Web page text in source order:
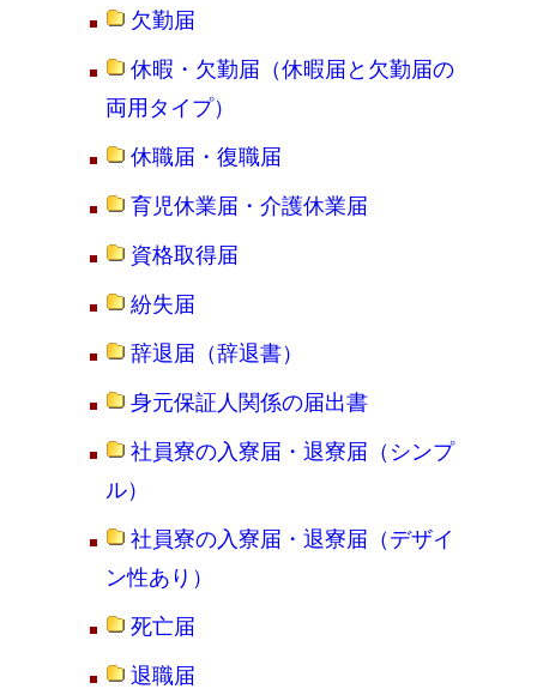
欠勤届
休暇・欠勤届（休暇届と欠勤届の
両用タイプ）
休職届・復職届
育児休業届・介護休業届
資格取得届
紛失届
辞退届（辞退書）
身元保証人関係の届出書
社員寮の入寮届・退寮届（シンプ
ル）
社員寮の入寮届・退寮届（デザイ
ン性あり）
死亡届
退職届